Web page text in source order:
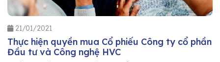
21/01/2021
Thực hiện quyền mua Cổ phiếu Công ty cổ phần
Đầu tư và Công nghệ HVC